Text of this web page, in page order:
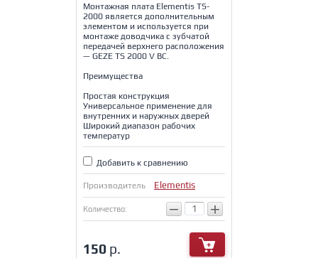
Монтажная плата Elementis TS-
2000 является дополнительным
элементом и используется при
монтаже доводчика с зубчатой
передачей верхнего расположения
— GEZE TS 2000 V ВС.
Преимущества
Простая конструкция
Универсальное применение для
внутренних и наружных дверей
Широкий диапазон рабочих
температур
Добавить к сравнению
Производитель Elementis
Количество: − +
150 р.